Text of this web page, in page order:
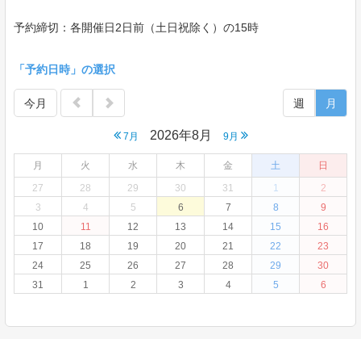
予約締切：各開催日2日前（土日祝除く）の15時
「予約日時」の選択
今月
7月 2026年8月 9月
週 月
月 火 水 木 金 土
日
27
28 29 30 31 1
2
3
4 5 6 7 8
9
10
11 12 13 14 15
16
17
18 19 20 21 22
23
24
25 26 27 28 29
30
31
1 2 3 4 5 6